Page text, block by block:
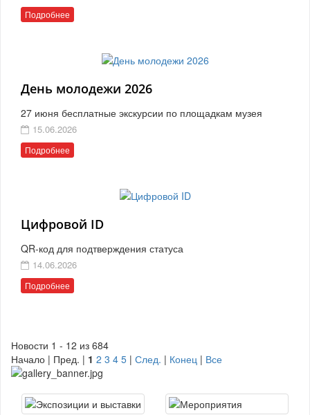
Подробнее
День молодежи 2026
27 июня бесплатные экскурсии по площадкам музея
15.06.2026
Подробнее
Цифровой ID
QR-код для подтверждения статуса
14.06.2026
Подробнее
Новости 1 - 12 из 684
Начало | Пред. | 1 2 3 4 5 | След. | Конец | Все